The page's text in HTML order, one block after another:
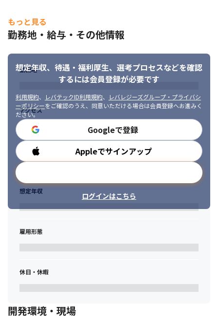
もっと見る
勤務地・給与・その他情報
想定年収、待遇・福利厚生、 選考プロセスなどを確認
するには会員登録が必要です
利用規約、 レバテックID利用規約、
レバレジーズグループ・プライバシ
ーポリシーをご確認のうえ、同意いただける場合は会員登録へお進みく
ださい。
Googleで登録
Appleでサインアップ
ログインはこちら
勤務地
アクセス
勤務時間
想定年収
雇用形態
休日・休暇
開発環境・現場